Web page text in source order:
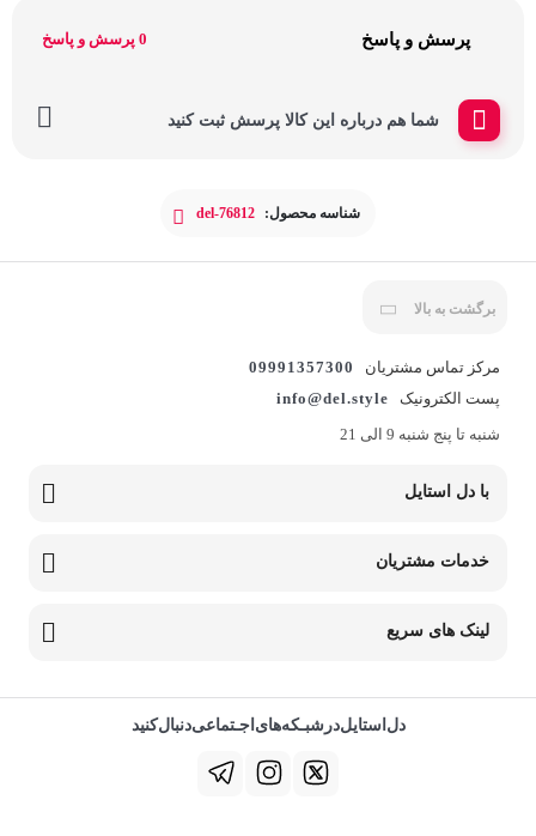
پرسش و پاسخ 0 پرسش و پاسخ
شما هم درباره این کالا پرسش ثبت کنید
شناسه محصول: del-76812
برگشت به بالا
مرکز تماس مشتریان
09991357300
پست الکترونیک
info@del.style
شنبه تا پنج شنبه 9 الی 21
با دل استایل
خدمات مشتریان
لینک های سریع
دل‌استایل‌در‌‌شبـکه‌های‌اجـتماعی‌دنبال‌کنید